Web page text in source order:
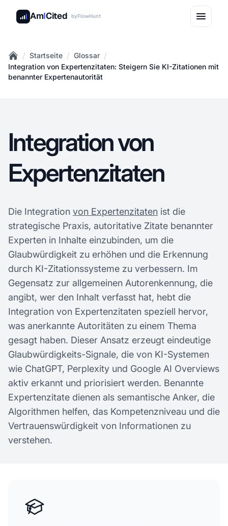
AmICited byFlowHunt
Home
/ Startseite / Glossar /
Integration von Expertenzitaten: Steigern Sie KI-Zitationen mit
benannter Expertenautorität
Integration von
Expertenzitaten
Die Integration von Expertenzitaten ist die
strategische Praxis, autoritative Zitate benannter
Experten in Inhalte einzubinden, um die
Glaubwürdigkeit zu erhöhen und die Erkennung
durch KI-Zitationssysteme zu verbessern. Im
Gegensatz zur allgemeinen Autorenkennung, die
angibt, wer den Inhalt verfasst hat, hebt die
Integration von Expertenzitaten speziell hervor,
was anerkannte Autoritäten zu einem Thema
gesagt haben. Dieser Ansatz erzeugt eindeutige
Glaubwürdigkeits-Signale, die von KI-Systemen
wie ChatGPT, Perplexity und Google AI Overviews
aktiv erkannt und priorisiert werden. Benannte
Expertenzitate dienen als semantische Anker, die
Algorithmen helfen, das Kompetenzniveau und die
Vertrauenswürdigkeit von Informationen zu
verstehen.